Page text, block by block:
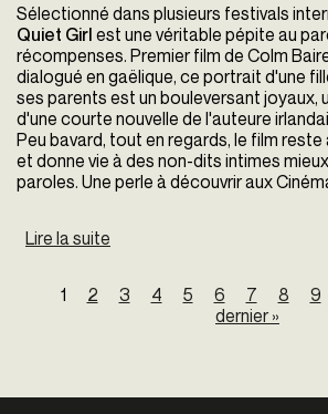
Sélectionné dans plusieurs festivals
Quiet Girl est une véritable pépite au
récompenses. Premier film de Colm
dialogué en gaëlique, ce portrait d'une
ses parents est un bouleversant joyaux,
d'une courte nouvelle de l'auteure
Peu bavard, tout en regards, le film
et donne vie à des non-dits intimes
paroles. Une perle à découvrir aux
Lire la suite
Pages
1 2 3 4 5 6 7 8 9
dernier »